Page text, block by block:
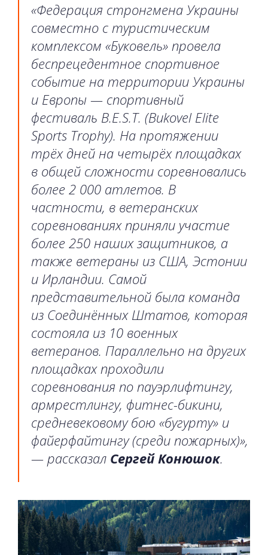
«Федерация стронгмена Украины
совместно с туристическим
комплексом «Буковель» провела
беспрецедентное спортивное
событие на территории Украины
и Европы — спортивный
фестиваль B.E.S.T. (Bukovel Elite
Sports Trophy). На протяжении
трёх дней на четырёх площадках
в общей сложности соревновались
более 2 000 атлетов. В
частности, в ветеранских
соревнованиях приняли участие
более 250 наших защитников, а
также ветераны из США, Эстонии
и Ирландии. Самой
представительной была команда
из Соединённых Штатов, которая
состояла из 10 военных
ветеранов. Параллельно на других
площадках проходили
соревнования по пауэрлифтингу,
армрестлингу, фитнес-бикини,
средневековому бою «бугурту» и
файерфайтингу (среди пожарных)»,
— рассказал Сергей Конюшок.